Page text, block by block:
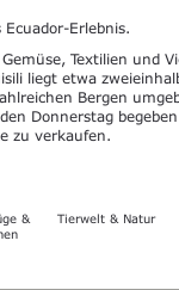
Ecuador-Erlebnis.
Textilien und
liegt etwa
Bergen
Donnerstag
zu verkaufen.
&
Tierwelt & Natur